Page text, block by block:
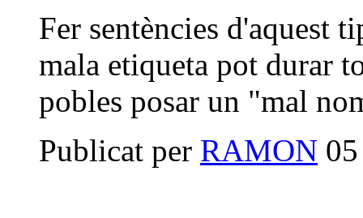
Fer sentències d'aquest
mala etiqueta pot durar
pobles posar un "mal
Publicat per RAMON